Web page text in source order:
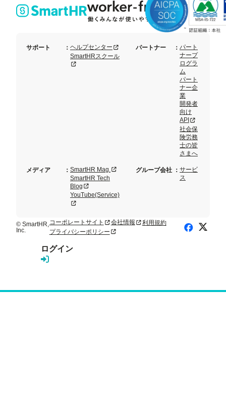
セッ
ン
サポート ： ヘルプセンター 新規タブまたはウィンドウで開く
SmartHRスクール
新規タブまたはウィンドウで開く
メディア ： SmartHR Mag. 新規タブまたはウィンドウで開く
SmartHR Tech
Blog 新規タブまたはウィンドウで開く
YouTube(Service)
新規タブまたはウィンドウで開く
パートナー ： パート
ナープ
ログラ
ム
パート
ナー企
業
開発者
向け
API新規タブま
社会保
険労務
士の皆
さまへ
グループ会社 ： サービ
ス
© SmartHR,
Inc.
コーポレートサイト 新規タブまたはウィンドウで開く
会社情報新規タブまたはウィンドウで開く
利用規約
プライバシーポリシー新規タブまたはウィンドウで開くFacebook
X
ログイン